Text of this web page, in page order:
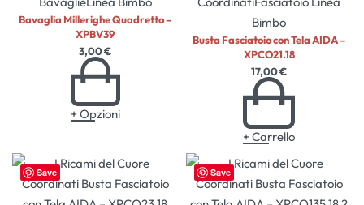
Bavaglia Millerighe Quadretto –
XPBV39
3,00€
+ Opzioni
Bimbo
Busta Fasciatoio con Tela AIDA –
XPCO21.18
17,00€
+ Carrello
Save Save